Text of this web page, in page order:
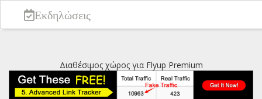
Διαθέσιμος χώρος για Flyup Premium
Εκδηλώσεις